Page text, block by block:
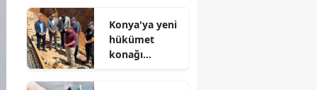
Konya'ya yeni
hükümet
konağı